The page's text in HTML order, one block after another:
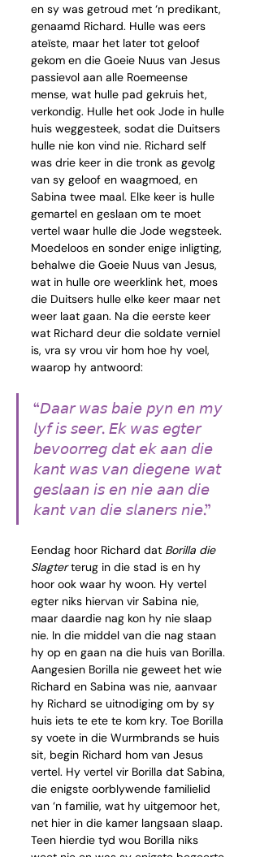
en sy was getroud met ‘n predikant,
genaamd Richard. Hulle was eers
ateïste, maar het later tot geloof
gekom en die Goeie Nuus van Jesus
passievol aan alle Roemeense
mense, wat hulle pad gekruis het,
verkondig. Hulle het ook Jode in hulle
huis weggesteek, sodat die Duitsers
hulle nie kon vind nie. Richard self
was drie keer in die tronk as gevolg
van sy geloof en waagmoed, en
Sabina twee maal. Elke keer is hulle
gemartel en geslaan om te moet
vertel waar hulle die Jode wegsteek.
Moedeloos en sonder enige inligting,
behalwe die Goeie Nuus van Jesus,
wat in hulle ore weerklink het, moes
die Duitsers hulle elke keer maar net
weer laat gaan. Na die eerste keer
wat Richard deur die soldate verniel
is, vra sy vrou vir hom hoe hy voel,
waarop hy antwoord:
“𝘋𝘢𝘢𝘳 𝘸𝘢𝘴 𝘣𝘢𝘪𝘦 𝘱𝘺𝘯 𝘦𝘯 𝘮𝘺
𝘭𝘺𝘧 𝘪𝘴 𝘴𝘦𝘦𝘳. 𝘌𝘬 𝘸𝘢𝘴 𝘦𝘨𝘵𝘦𝘳
𝘣𝘦𝘷𝘰𝘰𝘳𝘳𝘦𝘨 𝘥𝘢𝘵 𝘦𝘬 𝘢𝘢𝘯 𝘥𝘪𝘦
𝘬𝘢𝘯𝘵 𝘸𝘢𝘴 𝘷𝘢𝘯 𝘥𝘪𝘦𝘨𝘦𝘯𝘦 𝘸𝘢𝘵
𝘨𝘦𝘴𝘭𝘢𝘢𝘯 𝘪𝘴 𝘦𝘯 𝘯𝘪𝘦 𝘢𝘢𝘯 𝘥𝘪𝘦
𝘬𝘢𝘯𝘵 𝘷𝘢𝘯 𝘥𝘪𝘦 𝘴𝘭𝘢𝘯𝘦𝘳𝘴 𝘯𝘪𝘦.”
Eendag hoor Richard dat Borilla die
Slagter terug in die stad is en hy
hoor ook waar hy woon. Hy vertel
egter niks hiervan vir Sabina nie,
maar daardie nag kon hy nie slaap
nie. In die middel van die nag staan
hy op en gaan na die huis van Borilla.
Aangesien Borilla nie geweet het wie
Richard en Sabina was nie, aanvaar
hy Richard se uitnodiging om by sy
huis iets te ete te kom kry. Toe Borilla
sy voete in die Wurmbrands se huis
sit, begin Richard hom van Jesus
vertel. Hy vertel vir Borilla dat Sabina,
die enigste oorblywende familielid
van ‘n familie, wat hy uitgemoor het,
net hier in die kamer langsaan slaap.
Teen hierdie tyd wou Borilla niks